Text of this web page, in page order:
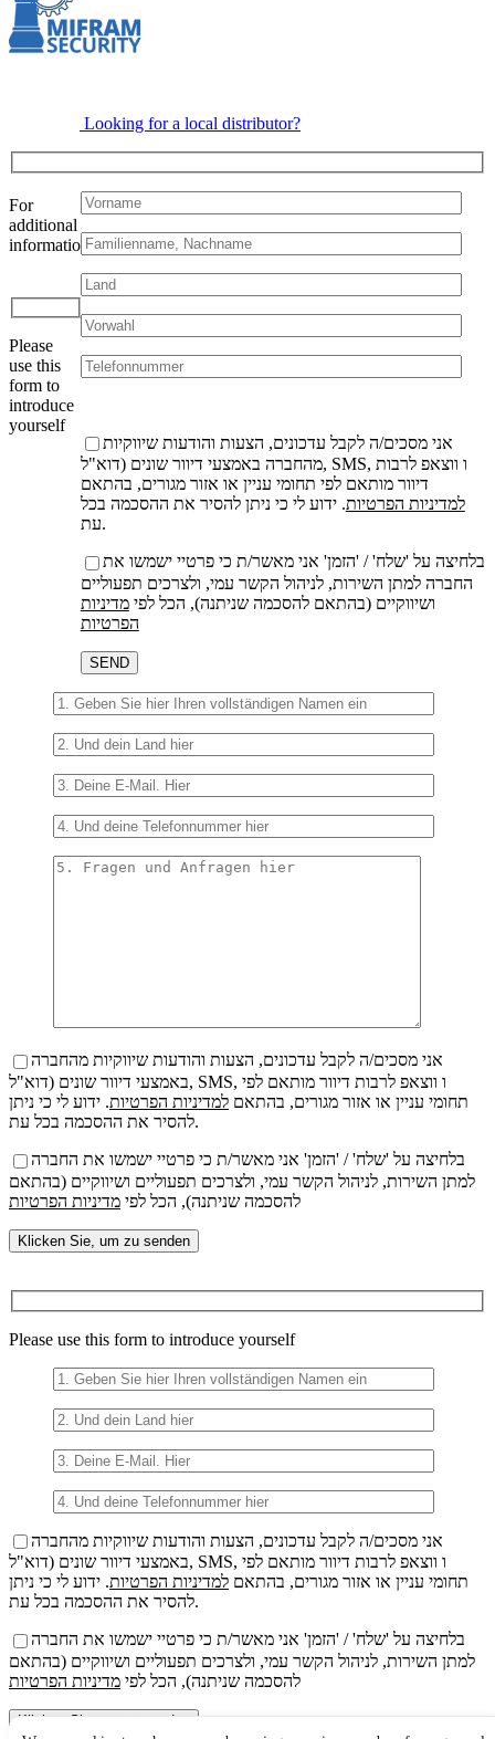
Looking for a local distributor?
For
additional
information:
אני מסכים/ה לקבל עדכונים, הצעות והודעות שיווקיות
מהחברה באמצעי דיוור שונים (דוא"ל, SMS, ו ווצאפ לרבות
דיוור מותאם לפי תחומי עניין או אזור מגורים, בהתאם
למדיניות הפרטיות. ידוע לי כי ניתן להסיר את ההסכמה בכל
עת.
בלחיצה על 'שלח' / 'הזמן' אני מאשר/ת כי פרטיי ישמשו את
החברה למתן השירות, לניהול הקשר עמי, ולצרכים תפעוליים
ושיווקיים (בהתאם להסכמה שניתנה), הכל לפימדיניות
הפרטיות
Feld
leer.
Please
use this
form to
introduce
yourself
אני מסכים/ה לקבל עדכונים, הצעות והודעות שיווקיות מהחברה
באמצעי דיוור שונים (דוא"ל, SMS, ו ווצאפ לרבות דיוור מותאם לפי
תחומי עניין או אזור מגורים, בהתאם למדיניות הפרטיות. ידוע לי כי ניתן
להסיר את ההסכמה בכל עת.
בלחיצה על 'שלח' / 'הזמן' אני מאשר/ת כי פרטיי ישמשו את החברה
למתן השירות, לניהול הקשר עמי, ולצרכים תפעוליים ושיווקיים (בהתאם
להסכמה שניתנה), הכל לפי מדיניות הפרטיות
Feld
Please use this form to introduce yourself
אני מסכים/ה לקבל עדכונים, הצעות והודעות שיווקיות מהחברה
באמצעי דיוור שונים (דוא"ל, SMS, ו ווצאפ לרבות דיוור מותאם לפי
תחומי עניין או אזור מגורים, בהתאם למדיניות הפרטיות. ידוע לי כי ניתן
להסיר את ההסכמה בכל עת.
בלחיצה על 'שלח' / 'הזמן' אני מאשר/ת כי פרטיי ישמשו את החברה
למתן השירות, לניהול הקשר עמי, ולצרכים תפעוליים ושיווקיים (בהתאם
להסכמה שניתנה), הכל לפי מדיניות הפרטיות